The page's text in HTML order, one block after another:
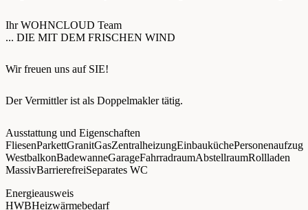
Ihr WOHNCLOUD Team
... DIE MIT DEM FRISCHEN WIND
Wir freuen uns auf SIE!
Der Vermittler ist als Doppelmakler tätig.
Ausstattung und Eigenschaften
FliesenParkettGranitGasZentralheizungEinbauküchePersonenaufzug
WestbalkonBadewanneGarageFahrradraumAbstellraumRollladen
MassivBarrierefreiSeparates WC
Energieausweis
HWBHeizwärmebedarf